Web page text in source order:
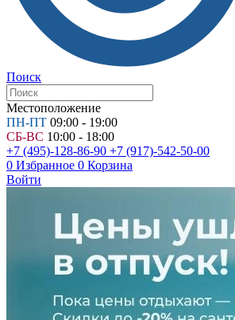
Поиск
Местоположение
ПН-ПТ 09:00 - 19:00
СБ-ВС 10:00 - 18:00
+7 (495)-128-86-90 +7 (917)-542-50-00
0 Избранное 0 Корзина
Войти